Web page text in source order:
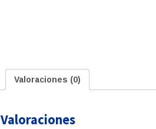
Valoraciones (0)
Valoraciones